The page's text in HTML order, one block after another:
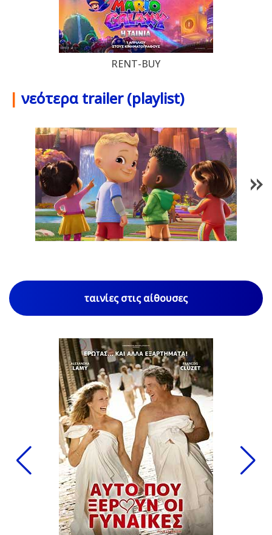
RENT-BUY
| νεότερα trailer (playlist)
1/85
ταινίες στις αίθουσες